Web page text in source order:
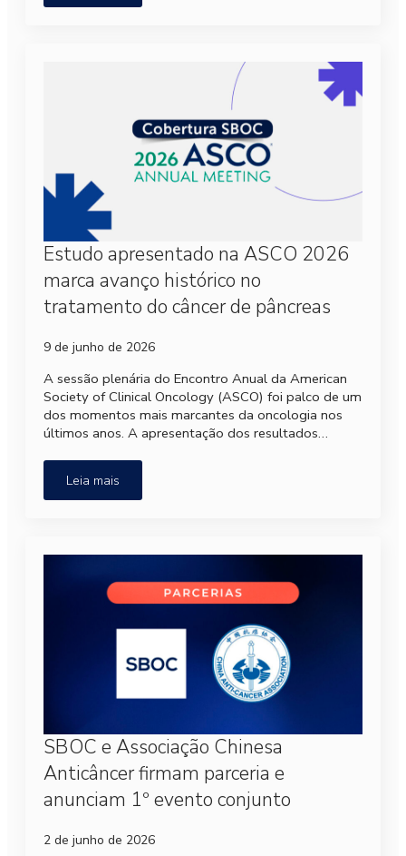
Estudo apresentado na ASCO 2026
marca avanço histórico no
tratamento do câncer de pâncreas
9 de junho de 2026
A sessão plenária do Encontro Anual da American
Society of Clinical Oncology (ASCO) foi palco de um
dos momentos mais marcantes da oncologia nos
últimos anos. A apresentação dos resultados…
Leia mais
SBOC e Associação Chinesa
Anticâncer firmam parceria e
anunciam 1º evento conjunto
2 de junho de 2026